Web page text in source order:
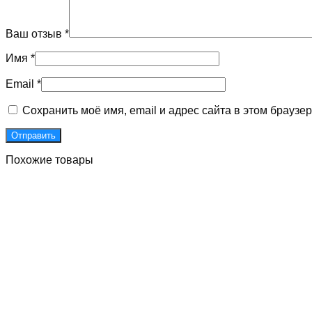
Ваш отзыв *
Имя *
Email *
Сохранить моё имя, email и адрес сайта в этом
Похожие товары